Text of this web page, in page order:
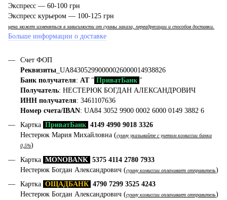
Экспресс — 60-100 грн
Экспресс курьером — 100-125 грн
цена может изменяться в зависимости от суммы заказа, переадресации и способов доставки.
Больше информации о доставке
Счет ФОП
Реквизиты _UA843052990000026000014938826
Банк получателя: АТ" ПриватБанк "
Получатель: НЕСТЕРЮК БОГДАН АЛЕКСАНДРОВИЧ
ИНН получателя: 3461107636
Номер счета/IBAN: UA84 3052 9900 0002 6000 0149 3882 6
Картка ПриватБанк 4149 4990 9018 3326
Нестерюк Мария Михайловна (сумму указывайте с учетом комиссии банка
0,5%)
Картка MONOBANK 5375 4114 2780 7933
Нестерюк Богдан Александрович (сумму комиссии оплачивает отправитель)
Картка ОЩАДБАНК 4790 7299 3525 4243
Нестерюк Богдан Александрович (сумму комиссии оплачивает отправитель)